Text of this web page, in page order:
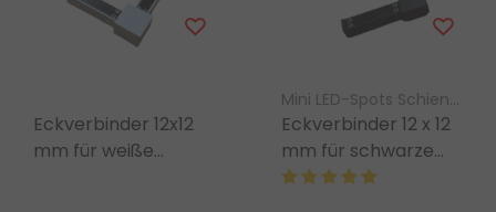
Eckverbinder 12x12
mm für weiße
Mini LED-Spots Schienenbeleuchtung – Luksus
Eckverbinder 12 x 12
mm für schwarze
quadratische